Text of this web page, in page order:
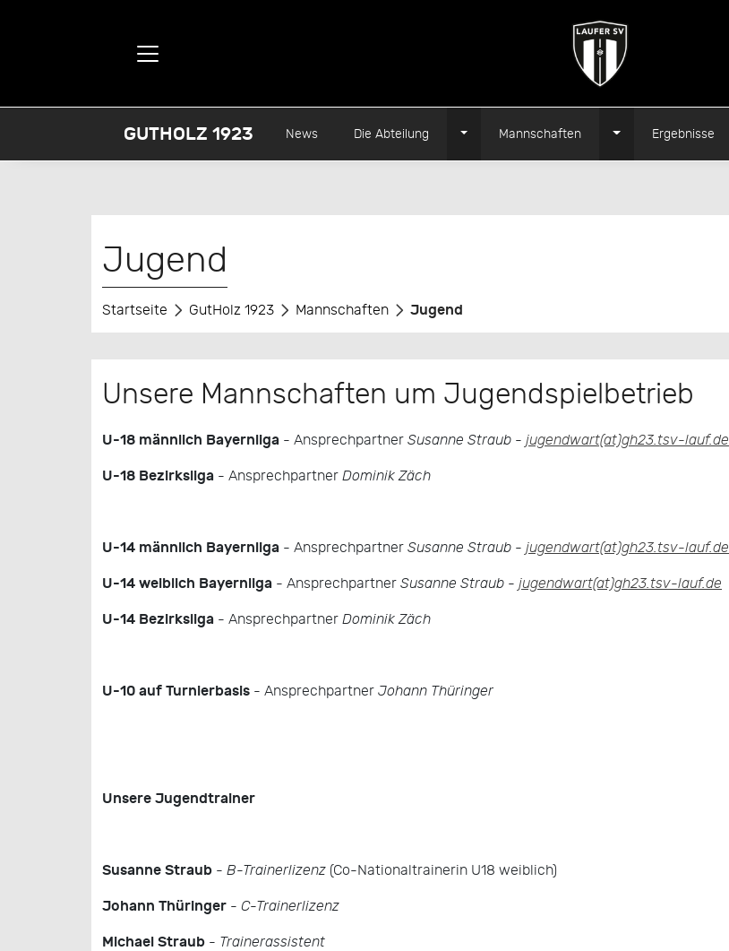
GUTHOLZ 1923 News Die Abteilung Toggle Dropdown
Mannschaften Toggle Dropdown
Ergebnisse
Jugend
Startseite GutHolz 1923 Mannschaften Jugend
Unsere Mannschaften um Jugendspielbetrieb
U-18 männlich Bayernliga - Ansprechpartner Susanne Straub - jugendwart(at)gh23.tsv-lauf.de
U-18 Bezirksliga - Ansprechpartner Dominik Zäch
U-14 männlich Bayernliga - Ansprechpartner Susanne Straub - jugendwart(at)gh23.tsv-lauf.de
U-14 weiblich Bayernliga - Ansprechpartner Susanne Straub - jugendwart(at)gh23.tsv-lauf.de
U-14 Bezirksliga - Ansprechpartner Dominik Zäch
U-10 auf Turnierbasis - Ansprechpartner Johann Thüringer
Unsere Jugendtrainer
Susanne Straub - B-Trainerlizenz (Co-Nationaltrainerin U18 weiblich)
Johann Thüringer - C-Trainerlizenz
Michael Straub - Trainerassistent